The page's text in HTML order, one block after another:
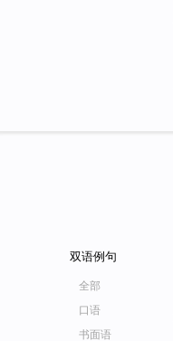
双语例句
全部
口语
书面语